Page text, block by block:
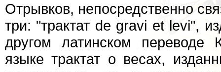
Отрывков, непосредственно
три: "трактат de gravi et levi",
другом латинском переводе
языке трактат о весах,